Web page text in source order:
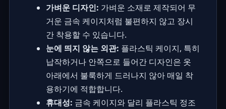
가벼운 디자인: 가벼운 소재로 제작되어 무
거운 금속 케이지처럼 불편하지 않고 장시
간 착용할 수 있습니다.
눈에 띄지 않는 외관: 플라스틱 케이지, 특히
납작하거나 안쪽으로 들어간 디자인은 옷
아래에서 불룩하게 드러나지 않아 매일 착
용하기에 적합합니다.
휴대성: 금속 케이지와 달리 플라스틱 정조